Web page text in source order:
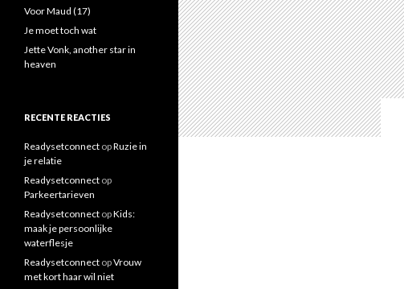
:
Voor Maud (17)
Je moet toch wat
Jette Vonk, another star in
heaven
RECENTE REACTIES
Readysetconnect opRuzie in
je relatie
Readysetconnect op
Parkeertarieven
Readysetconnect opKids:
maak je persoonlijke
waterflesje
Readysetconnect opVrouw
met kort haar wil niet